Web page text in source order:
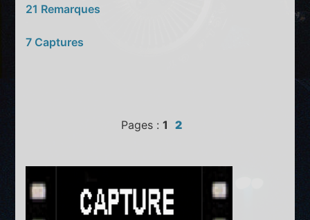
21 Remarques
7 Captures
Pages : 1 2